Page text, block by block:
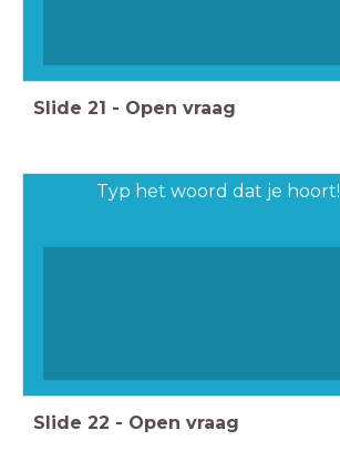
Slide 21 - Open vraag
Typ het woord dat je hoort!
Slide 22 - Open vraag